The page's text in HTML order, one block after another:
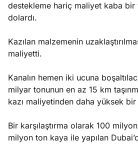
destekleme hariç maliyet kaba bir
dolardı.
Kazılan malzemenin
maliyetti.
Kanalın hemen iki ucuna
milyar tonunun en az 15 km
kazı maliyetinden daha yüksek
Bir karşılaştırma olarak 100
milyon ton kaya ile yapılan